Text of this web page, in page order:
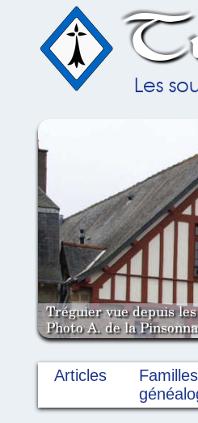
Les
Tréguier vue depuis
Photo A. de la
Articles